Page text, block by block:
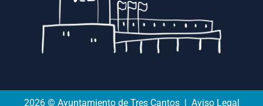
2026 © Ayuntamiento de Tres Cantos | Aviso Legal